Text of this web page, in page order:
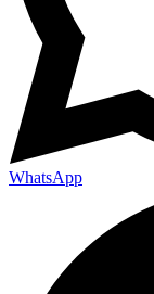
WhatsApp